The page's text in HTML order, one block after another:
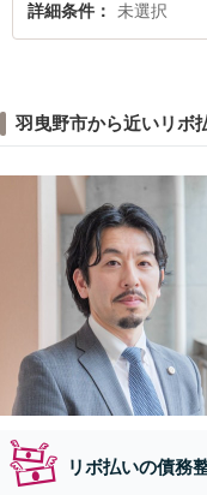
詳細条件 未選択
羽曳野市から近いリボ
リボ払いの債務